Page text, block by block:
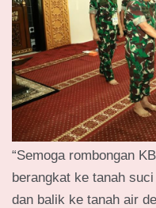
“Semoga rombongan
berangkat ke tanah
dan balik ke tanah air